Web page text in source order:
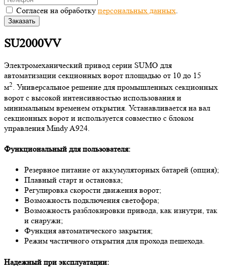
Согласен на обработку персональных данных
Заказать
SU2000VV
Электромеханический привод серии SUMO для
автоматизации секционных ворот площадью от 10 до 15
м2. Универсальное решение для промышленных секционных
ворот с высокой интенсивностью использования и
минимальным временем открытия. Устанавливается на вал
секционных ворот и используется совместно с блоком
управления Mindy A924.
Функциональный для пользователя:
Резервное питание от аккумуляторных батарей (опция);
Плавный старт и остановка;
Регулировка скорости движения ворот;
Возможность подключения светофора;
Возможность разблокировки привода, как изнутри, так
и снаружи;
Функция автоматического закрытия;
Режим частичного открытия для прохода пешехода.
Надежный при эксплуатации: